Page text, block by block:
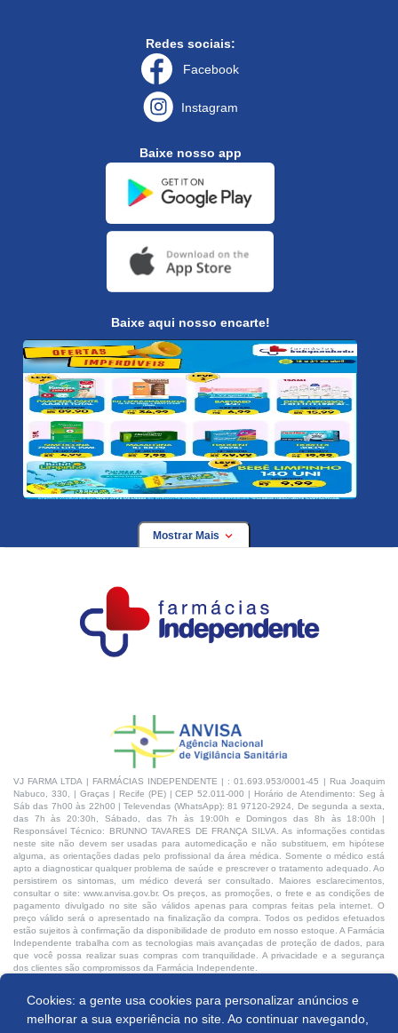
Comprar
Cookies: a gente usa cookies para personalizar anúncios e
melhorar a sua experiência no site. Ao continuar navegando,
Redes sociais:
Facebook
Instagram
Baixe nosso app
Baixe aqui nosso encarte!
Mostrar Mais
VJ FARMA LTDA | FARMÁCIAS INDEPENDENTE | : 01.693.953/0001-45 | Rua Joaquim
Nabuco, 330, | Graças | Recife (PE) | CEP 52.011-000 | Horário de Atendimento: Seg à
Sáb das 7h00 às 22h00 | Televendas (WhatsApp): 81 97120-2924, De segunda a sexta,
das 7h às 20:30h, Sábado, das 7h às 19:00h e Domingos das 8h às 18:00h |
Responsável Técnico: BRUNNO TAVARES DE FRANÇA SILVA. As informações contidas
neste site não devem ser usadas para automedicação e não substituem, em hipótese
alguma, as orientações dadas pelo profissional da área médica. Somente o médico está
apto a diagnosticar qualquer problema de saúde e prescrever o tratamento adequado. Ao
persistirem os sintomas, um médico deverá ser consultado. Maiores esclarecimentos,
consultar o site: www.anvisa.gov.br. Os preços, as promoções, o frete e as condições de
pagamento divulgado no site são válidos apenas para compras feitas pela internet. O
preço válido será o apresentado na finalização da compra. Todos os pedidos efetuados
estão sujeitos à confirmação da disponibilidade de produto em nosso estoque. A Farmácia
Independente trabalha com as tecnologias mais avançadas de proteção de dados, para
que você possa realizar suas compras com tranquilidade. A privacidade e a segurança
dos clientes são compromissos da Farmácia Independente.
Desenvolvido por: